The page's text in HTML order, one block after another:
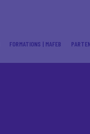
FORMATIONS | MAFEB